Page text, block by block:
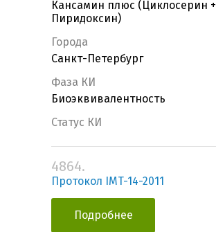
Кансамин плюс (Циклосерин +
Пиридоксин)
Города
Санкт-Петербург
Фаза КИ
Биоэквивалентность
Статус КИ
4864.
Протокол IMT-14-2011
Подробнее